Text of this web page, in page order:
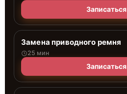
Записаться
Замена приводного ремня
25 мин
Записаться